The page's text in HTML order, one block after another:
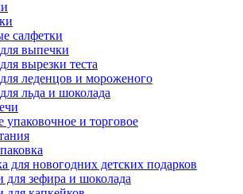
салфетки
выпечки
вырезки теста
леденцов и мороженого
льда и шоколада
упаковочное и торговое
для новогодних детских подарков
для зефира и шоколада